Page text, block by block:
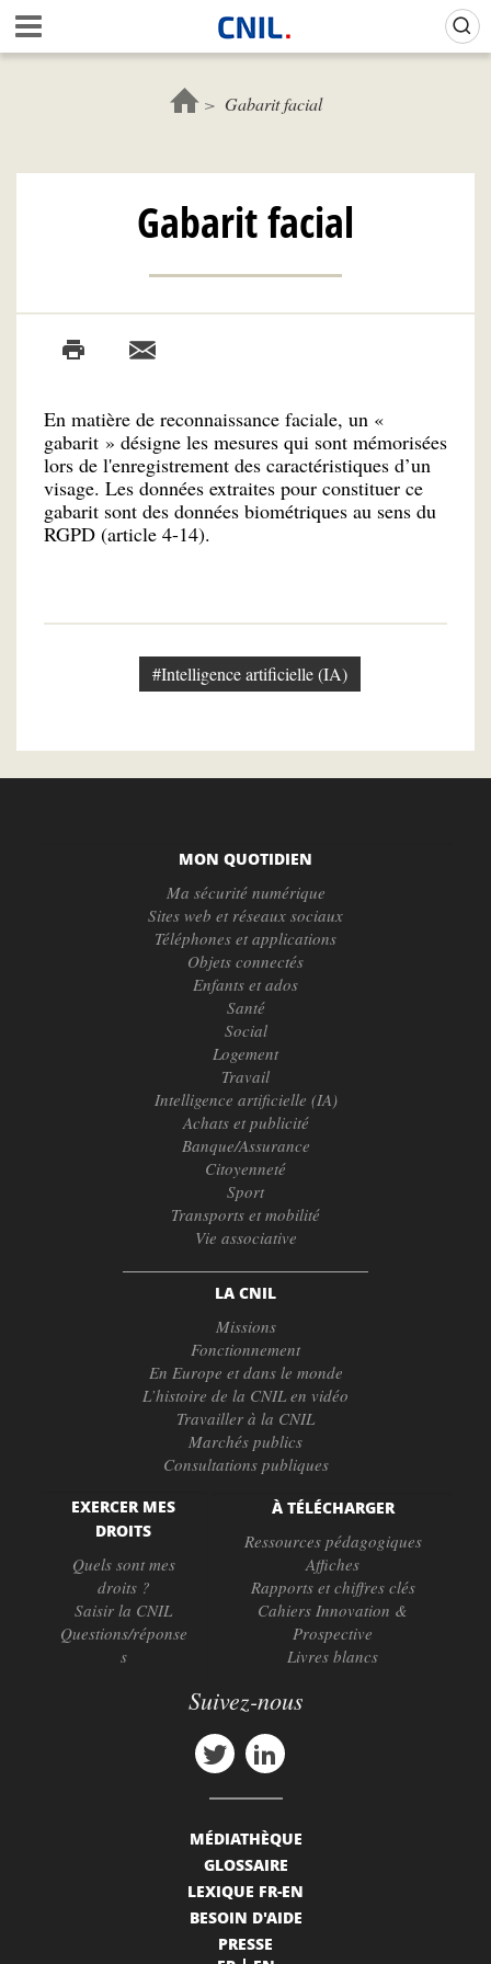
Aller
au
contenu
c
l
C
N
Gabarit facial
Gabarit facial
En matière de reconnaissance faciale, un «
gabarit » désigne les mesures qui sont mémorisées
lors de l'enregistrement des caractéristiques d’un
visage. Les données extraites pour constituer ce
gabarit sont des données biométriques au sens du
RGPD (article 4-14).
#Intelligence artificielle (IA)
MON QUOTIDIEN
Ma sécurité numérique
Sites web et réseaux sociaux
Téléphones et applications
Objets connectés
Enfants et ados
Santé
Social
Logement
Travail
Intelligence artificielle (IA)
Achats et publicité
Banque/Assurance
Citoyenneté
Sport
Transports et mobilité
Vie associative
LA CNIL
Missions
Fonctionnement
En Europe et dans le monde
L’histoire de la CNIL en vidéo
Travailler à la CNIL
Marchés publics
Consultations publiques
EXERCER MES
DROITS
Quels sont mes
droits ?
Saisir la CNIL
Questions/réponse
s
À TÉLÉCHARGER
Ressources pédagogiques
Affiches
Rapports et chiffres clés
Cahiers Innovation &
Prospective
Livres blancs
Suivez-nous
MÉDIATHÈQUE
GLOSSAIRE
LEXIQUE FR-EN
BESOIN D'AIDE
PRESSE
Gestion de vos préférences sur les cookies (témoins de connexion)